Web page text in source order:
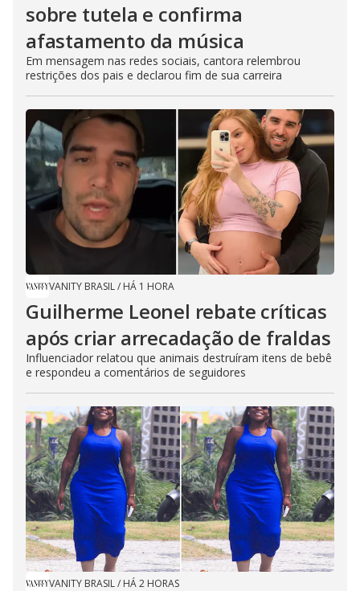
sobre tutela e confirma
afastamento da música
Em mensagem nas redes sociais, cantora relembrou
restrições dos pais e declarou fim de sua carreira
VANITY BRASIL/ HÁ 1 HORA
Guilherme Leonel rebate críticas
após criar arrecadação de fraldas
Influenciador relatou que animais destruíram itens de bebê
e respondeu a comentários de seguidores
VANITY BRASIL/ HÁ 2 HORAS